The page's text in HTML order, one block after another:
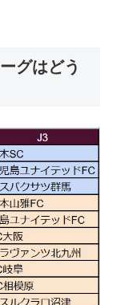
グはどう